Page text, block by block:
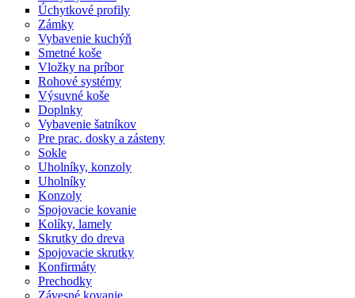
Úchytkové profily
Zámky
Vybavenie kuchýň
Smetné koše
Vložky na príbor
Rohové systémy
Výsuvné koše
Doplnky
Vybavenie šatníkov
Pre prac. dosky a zásteny
Sokle
Uholníky, konzoly
Uholníky
Konzoly
Spojovacie kovanie
Kolíky, lamely
Skrutky do dreva
Spojovacie skrutky
Konfirmáty
Prechodky
Závesné kovanie